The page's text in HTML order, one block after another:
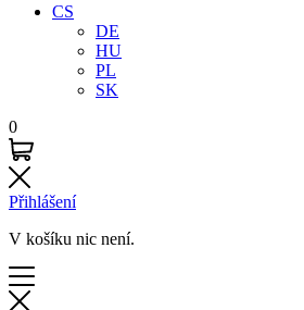
CS
DE
HU
PL
SK
0
Přihlášení
V košíku nic není.